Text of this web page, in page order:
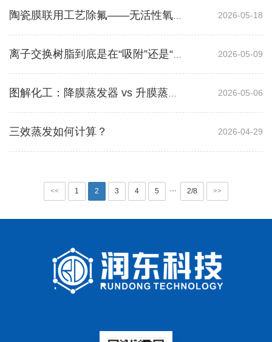
2026-05-18
2026-05-09
2026-05-06
三效蒸发如何计算？ 2026-04-29
<< 1 2 3 4 5 ··· 2/8 >>